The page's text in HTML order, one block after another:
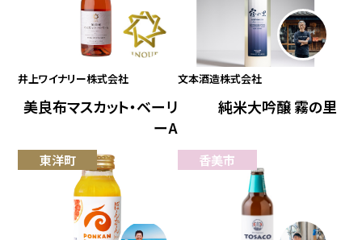
井上ワイナリー株式会社
美良布マスカット・ベーリ
ーA
文本酒造株式会社
純米大吟醸 霧の里
東洋町 香美市